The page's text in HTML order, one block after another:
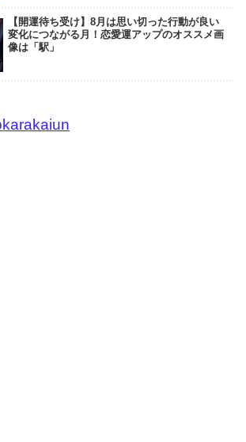
【開運待ち受け】8月は思い切った行動が良い
変化につながる月！恋愛運アップのオススメ画
像は「駅」